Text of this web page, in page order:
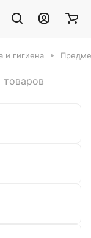
и гигиена
товаров